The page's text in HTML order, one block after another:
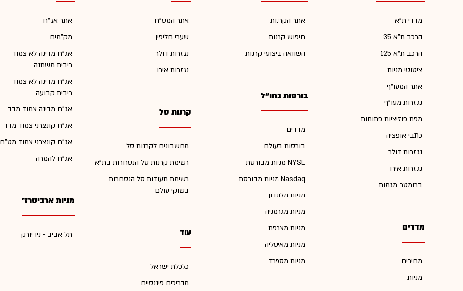
מדדי ת"א
הרכב ת"א 35
הרכב ת"א 125
ציטוטי מניות
אתר המעו"ף
נגזרות מעו"ף
מפת פוזיציות פתוחות
כתבי אופציה
נגזרות דולר
נגזרות אירו
ברומטר-מגמות
מדדים
מחירים
מניות
אתר הקרנות
חיפוש קרנות
השוואה ביצועי קרנות
בורסות בחו"ל
מדדים
בורסות בעולם
מניות מבורסת NYSE
מניות מבורסת Nasdaq
מניות מלונדון
מניות מגרמניה
מניות מצרפת
מניות מאיטליה
מניות מספרד
אתר המט"ח
שערי חליפין
נגזרות דולר
נגזרות אירו
קרנות סל
מחשבונים לקרנות סל
רשימת קרנות סל הנסחרות בת"א
רשימת תעודות סל הנסחרות
בשוקי עולם
עוד
כלכלת ישראל
מדריכים פיננסיים
אתר אג"ח
מק"מים
אג"ח מדינה לא צמוד
ריבית משתנה
אג"ח מדינה לא צמוד
ריבית קבועה
אג"ח מדינה צמוד מדד
אג"ח קונצרני צמוד מדד
אג"ח קונצרני צמוד מט"ח
אג"ח להמרה
מניות ארביטרז'
תל אביב - ניו יורק